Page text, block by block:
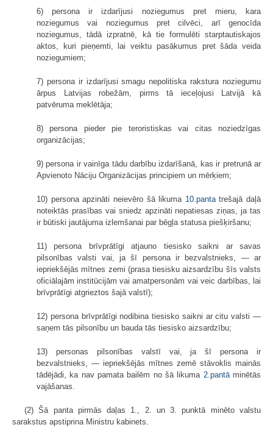
6) persona ir izdarījusi noziegumus pret mieru, kara
noziegumus vai noziegumus pret cilvēci, arī genocīda
noziegumus, tādā izpratnē, kā tie formulēti starptautiskajos
aktos, kuri pieņemti, lai veiktu pasākumus pret šāda veida
noziegumiem;
7) persona ir izdarījusi smagu nepolitiska rakstura noziegumu
ārpus Latvijas robežām, pirms tā ieceļojusi Latvijā kā
patvēruma meklētāja;
8) persona pieder pie teroristiskas vai citas noziedzīgas
organizācijas;
9) persona ir vainīga tādu darbību izdarīšanā, kas ir pretrunā ar
Apvienoto Nāciju Organizācijas principiem un mērķiem;
10) persona apzināti neievēro šā likuma 10.pantatrešajā daļā
noteiktās prasības vai sniedz apzināti nepatiesas ziņas, ja tas
ir būtiski jautājuma izlemšanai par bēgļa statusa piešķiršanu;
11) persona brīvprātīgi atjauno tiesisko saikni ar savas
pilsonības valsti vai, ja šī persona ir bezvalstnieks, — ar
iepriekšējās mītnes zemi (prasa tiesisku aizsardzību šīs valsts
oficiālajām institūcijām vai amatpersonām vai veic darbības, lai
brīvprātīgi atgrieztos šajā valstī);
12) persona brīvprātīgi nodibina tiesisko saikni ar citu valsti —
saņem tās pilsonību un bauda tās tiesisko aizsardzību;
13) personas pilsonības valstī vai, ja šī persona ir
bezvalstnieks, — iepriekšējās mītnes zemē stāvoklis mainās
tādējādi, ka nav pamata bailēm no šā likuma 2.pantāminētās
vajāšanas.
(2) Šā panta pirmās daļas 1., 2. un 3. punktā minēto valstu
sarakstus apstiprina Ministru kabinets.